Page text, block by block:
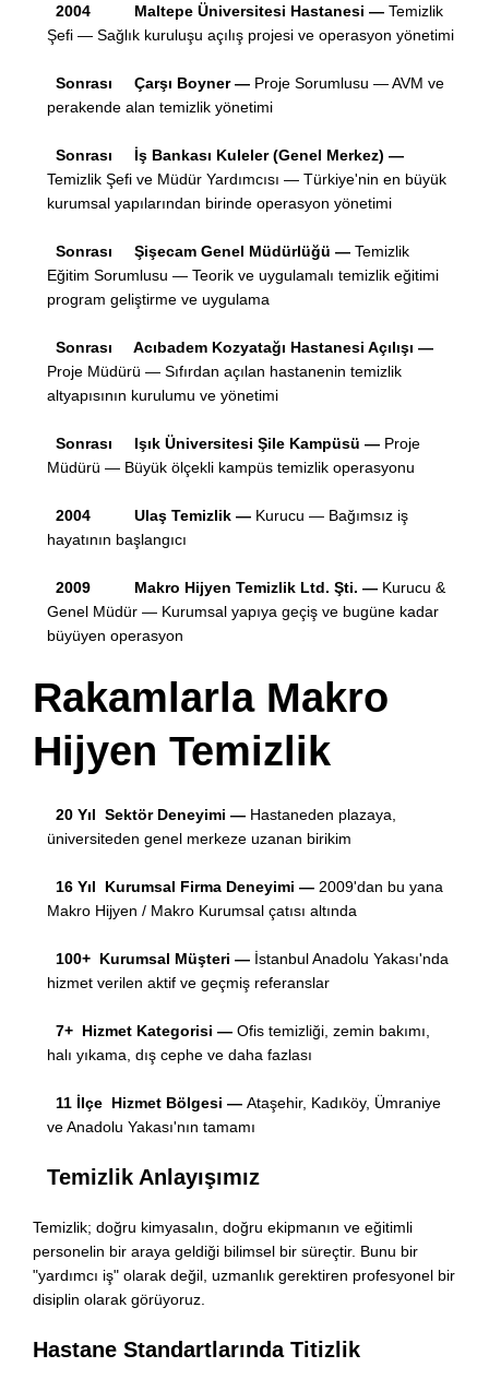
2004 Maltepe Üniversitesi Hastanesi —Temizlik
Şefi — Sağlık kuruluşu açılış projesi ve operasyon yönetimi
Sonrası Çarşı Boyner — Proje Sorumlusu — AVM ve
perakende alan temizlik yönetimi
Sonrası İş Bankası Kuleler (Genel Merkez) —
Temizlik Şefi ve Müdür Yardımcısı — Türkiye'nin en büyük
kurumsal yapılarından birinde operasyon yönetimi
Sonrası Şişecam Genel Müdürlüğü —Temizlik
Eğitim Sorumlusu — Teorik ve uygulamalı temizlik eğitimi
program geliştirme ve uygulama
Sonrası Acıbadem Kozyatağı Hastanesi Açılışı —
Proje Müdürü — Sıfırdan açılan hastanenin temizlik
altyapısının kurulumu ve yönetimi
Sonrası Işık Üniversitesi Şile Kampüsü — Proje
Müdürü — Büyük ölçekli kampüs temizlik operasyonu
2004 Ulaş Temizlik — Kurucu — Bağımsız iş
hayatının başlangıcı
2009 Makro Hijyen Temizlik Ltd. Şti. — Kurucu &
Genel Müdür — Kurumsal yapıya geçiş ve bugüne kadar
büyüyen operasyon
Rakamlarla Makro
Hijyen Temizlik
20 Yıl Sektör Deneyimi — Hastaneden plazaya,
üniversiteden genel merkeze uzanan birikim
16 Yıl Kurumsal Firma Deneyimi — 2009'dan bu yana
Makro Hijyen / Makro Kurumsal çatısı altında
100+ Kurumsal Müşteri — İstanbul Anadolu Yakası'nda
hizmet verilen aktif ve geçmiş referanslar
7+ Hizmet Kategorisi —Ofis temizliği, zemin bakımı,
halı yıkama, dış cephe ve daha fazlası
11 İlçe Hizmet Bölgesi —Ataşehir, Kadıköy, Ümraniye
ve Anadolu Yakası'nın tamamı
Temizlik Anlayışımız
Temizlik; doğru kimyasalın, doğru ekipmanın ve eğitimli
personelin bir araya geldiği bilimsel bir süreçtir. Bunu bir
"yardımcı iş" olarak değil, uzmanlık gerektiren profesyonel bir
disiplin olarak görüyoruz.
Hastane Standartlarında Titizlik